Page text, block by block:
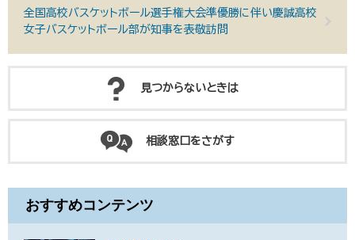
全国高校バスケットボール選手権大会準優勝に伴い慶誠高校
女子バスケットボール部が知事を表敬訪問
見つからないときは
相談窓口をさがす
おすすめコンテンツ